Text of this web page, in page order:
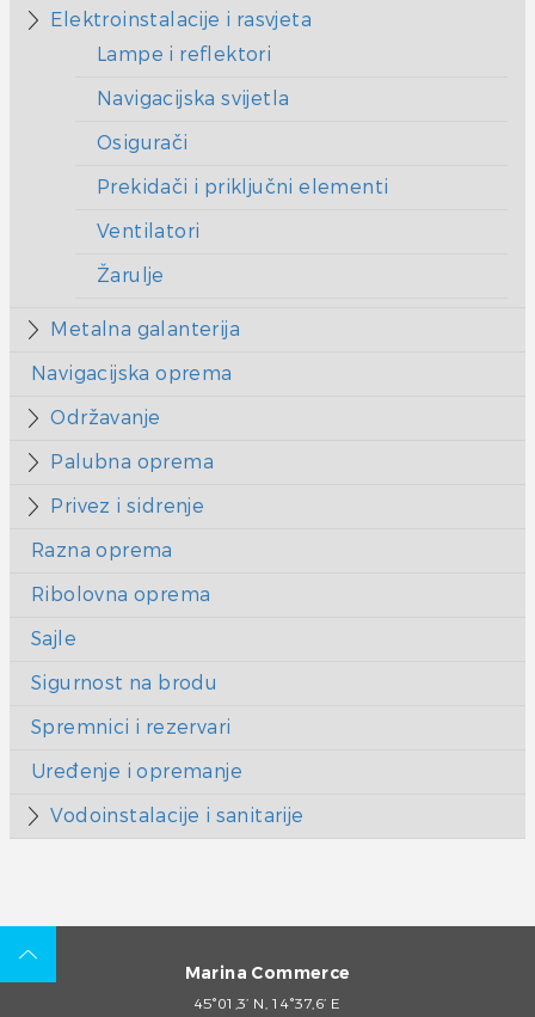
Elektroinstalacije i rasvjeta
Lampe i reflektori
Navigacijska svijetla
Osigurači
Prekidači i priključni elementi
Ventilatori
Žarulje
Metalna galanterija
Navigacijska oprema
Održavanje
Palubna oprema
Privez i sidrenje
Razna oprema
Ribolovna oprema
Sajle
Sigurnost na brodu
Spremnici i rezervari
Uređenje i opremanje
Vodoinstalacije i sanitarije
Marina Commerce
45°01,3’ N, 14°37,6’ E